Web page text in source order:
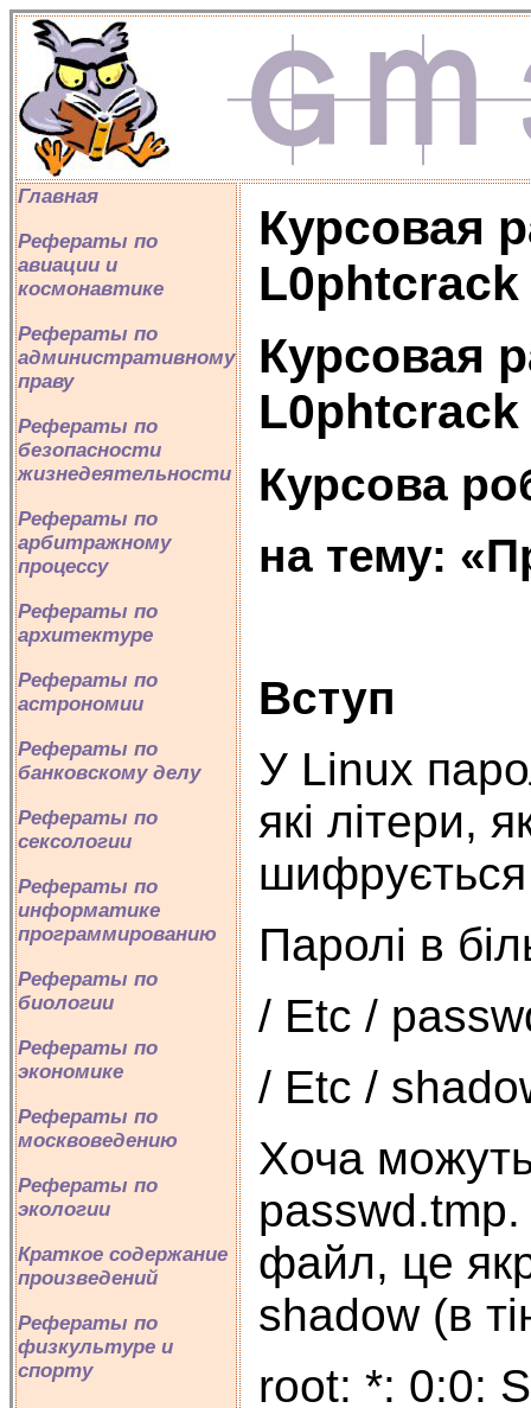
Главная
Рефераты по
авиации и
космонавтике
Рефераты по
административному
праву
Рефераты по
безопасности
жизнедеятельности
Рефераты по
арбитражному
процессу
Рефераты по
архитектуре
Рефераты по
астрономии
Рефераты по
банковскому делу
Рефераты по
сексологии
Рефераты по
информатике
программированию
Рефераты по
биологии
Рефераты по
экономике
Рефераты по
москвоведению
Рефераты по
экологии
Краткое содержание
произведений
Рефераты по
физкультуре и
спорту
Курсовая
L0phtcrack
Курсовая
L0phtcrack
Курсова
на тему:
Вступ
У Linux
які літери,
Паролі в
/ Etc /
/ Etc /
Хоча
passwd.tmp.
файл, це
shadow (в
root: *: 0:0: